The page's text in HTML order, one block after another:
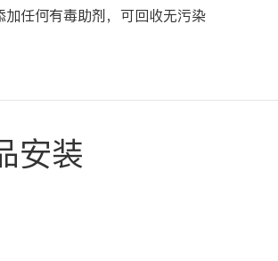
加任何有毒助剂，可回收无污染
安装